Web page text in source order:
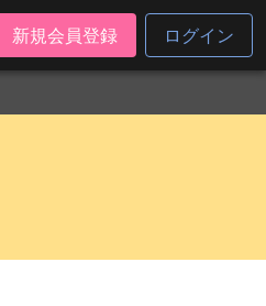
新規会員登録 ログイン